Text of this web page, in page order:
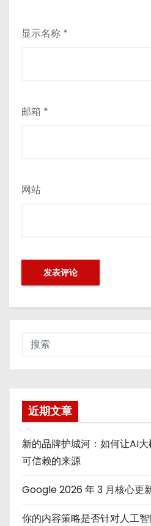
显示名称 *
邮箱 *
网站
近期文章
新的品牌护城河：如何让AI
可信赖的来源
Google 2026 年 3 月核心更
你的内容策略是否针对人工